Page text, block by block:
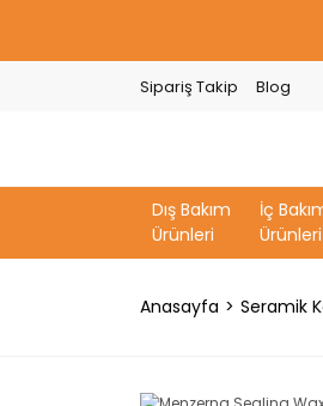
Sipariş Takip Blog
Dış Bakım
Ürünleri
İç
Ürünleri
Anasayfa Seramik